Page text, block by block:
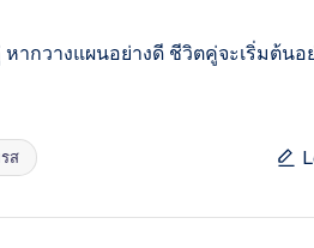
กวางแผนอย่างดี ชีวิตคู่จะเริ่มต้นอ
ส